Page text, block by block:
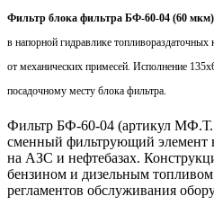
Фильтр блока фильтра БФ-60-04 (60
в напорной гидравлике топливораздаточных
от механических примесей. Исполнение
посадочному месту блока фильтра.
Фильтр БФ-60-04 (артикул
сменный фильтрующий элемент
на АЗС и нефтебазах.
бензином и дизельным
регламентов обслуживания